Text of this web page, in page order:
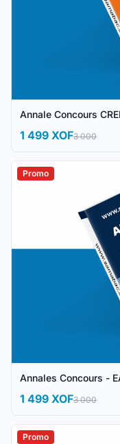
Annale Concours
1 499 XOF3 000
Promo
Annales Concours -
1 499 XOF3 000
Promo